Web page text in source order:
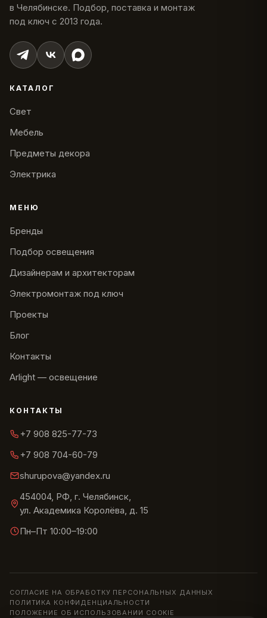
в Челябинске. Подбор, поставка и монтаж
под ключ с 2013 года.
КАТАЛОГ
Свет
Мебель
Предметы декора
Электрика
МЕНЮ
Бренды
Подбор освещения
Дизайнерам и архитекторам
Электромонтаж под ключ
Проекты
Блог
Контакты
Arlight — освещение
КОНТАКТЫ
+7 908 825-77-73
+7 908 704-60-79
shurupova@yandex.ru
454004, РФ, г. Челябинск,
ул. Академика Королёва, д. 15
Пн–Пт 10:00–19:00
СОГЛАСИЕ НА ОБРАБОТКУ ПЕРСОНАЛЬНЫХ ДАННЫХ
ПОЛИТИКА КОНФИДЕНЦИАЛЬНОСТИ
ПОЛОЖЕНИЕ ОБ ИСПОЛЬЗОВАНИИ COOKIE